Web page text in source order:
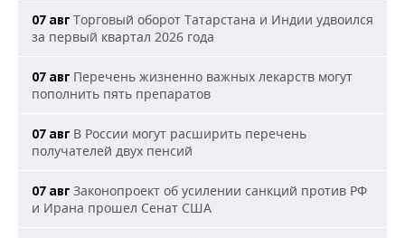
07 авг Торговый оборот Татарстана и Индии удвоился
за первый квартал 2026 года
07 авг Перечень жизненно важных лекарств могут
пополнить пять препаратов
07 авг В России могут расширить перечень
получателей двух пенсий
07 авг Законопроект об усилении санкций против РФ
и Ирана прошел Сенат США